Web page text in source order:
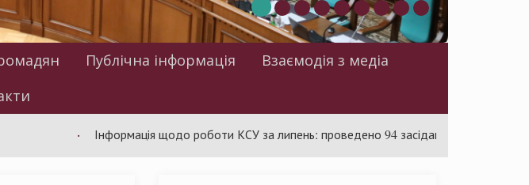
Публічна інформація
Взаємодія з медіа
Інформація щодо роботи КСУ за липень: проведено 94 засідання та ухвалено 85 актів